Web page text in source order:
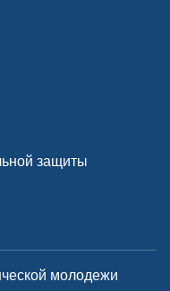
защиты
молодежи